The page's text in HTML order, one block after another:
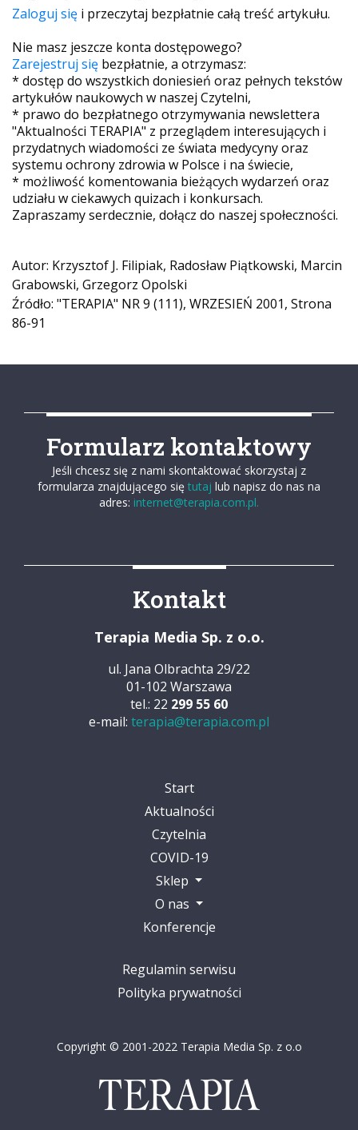
Zaloguj się i przeczytaj bezpłatnie całą treść artykułu.
Nie masz jeszcze konta dostępowego?
Zarejestruj się bezpłatnie, a otrzymasz:
* dostęp do wszystkich doniesień oraz pełnych tekstów
artykułów naukowych w naszej Czytelni,
* prawo do bezpłatnego otrzymywania newslettera
"Aktualności TERAPIA" z przeglądem interesujących i
przydatnych wiadomości ze świata medycyny oraz
systemu ochrony zdrowia w Polsce i na świecie,
* możliwość komentowania bieżących wydarzeń oraz
udziału w ciekawych quizach i konkursach.
Zapraszamy serdecznie, dołącz do naszej społeczności.
Autor: Krzysztof J. Filipiak, Radosław Piątkowski, Marcin
Grabowski, Grzegorz Opolski
Źródło: "TERAPIA" NR 9 (111), WRZESIEŃ 2001, Strona
86-91
Formularz kontaktowy
Jeśli chcesz się z nami skontaktować skorzystaj z
formularza znajdującego się tutaj lub napisz do nas na
adres: internet@terapia.com.pl.
Kontakt
Terapia Media Sp. z o.o.
ul. Jana Olbrachta 29/22
01-102 Warszawa
tel.: 22 299 55 60
e-mail: terapia@terapia.com.pl
Start
Aktualności
Czytelnia
COVID-19
Sklep
O nas
Konferencje
Regulamin serwisu
Polityka prywatności
Copyright © 2001-2022 Terapia Media Sp. z o.o